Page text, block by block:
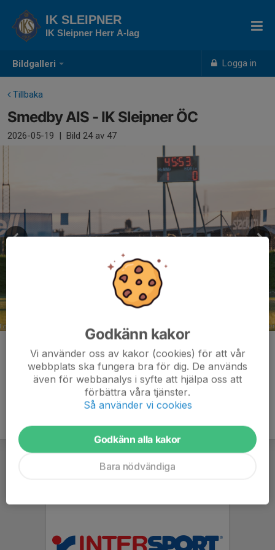
Bildgalleri Logga in
IK SLEIPNER
IK Sleipner Herr A-lag
Tillbaka
Smedby AIS - IK Sleipner ÖC
2026-05-19 | Bild 24av 47
Kommentarer
Godkänn kakor
Vi använder oss av kakor (cookies) för att vår
webbplats ska fungera bra för dig. De används
även för webbanalys i syfte att hjälpa oss att
förbättra våra tjänster.
Så använder vi cookies
Godkänn alla kakor
Bara nödvändiga